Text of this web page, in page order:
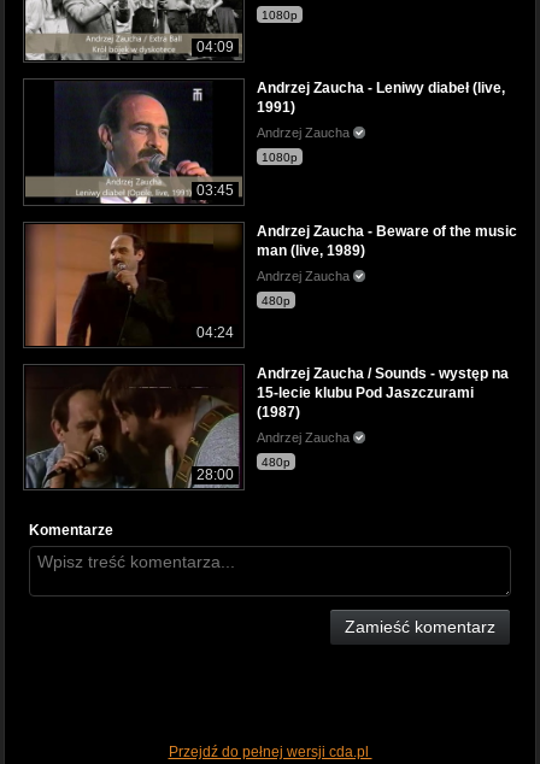
04:09
1080p
03:45
Andrzej Zaucha - Leniwy diabeł (live,
1991)
Andrzej Zaucha
1080p
04:24
Andrzej Zaucha - Beware of the music
man (live, 1989)
Andrzej Zaucha
480p
28:00
Andrzej Zaucha / Sounds - występ na
15-lecie klubu Pod Jaszczurami
(1987)
Andrzej Zaucha
480p
Komentarze
Zamieść komentarz
Przejdź do pełnej wersji cda.pl